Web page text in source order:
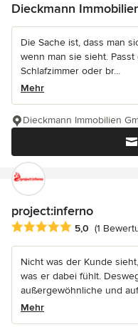
Dieckmann
Die Sache ist, dass man
wenn man sie sieht.
Schlafzimmer oder br...
Mehr
Dieckmann Immobilien
project:inferno
Durchschnittliche
5,0 (1
Nicht was der Kunde
was er dabei fühlt.
außergewöhnliche und
Mehr